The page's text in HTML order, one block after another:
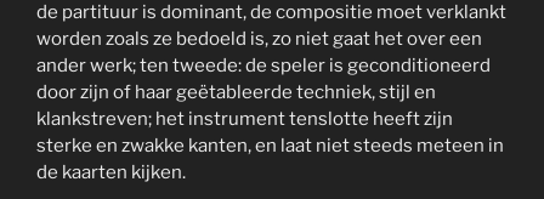
de partituur is dominant, de compositie moet verklankt
worden zoals ze bedoeld is, zo niet gaat het over een
ander werk; ten tweede: de speler is geconditioneerd
door zijn of haar geëtableerde techniek, stijl en
klankstreven; het instrument tenslotte heeft zijn
sterke en zwakke kanten, en laat niet steeds meteen in
de kaarten kijken.